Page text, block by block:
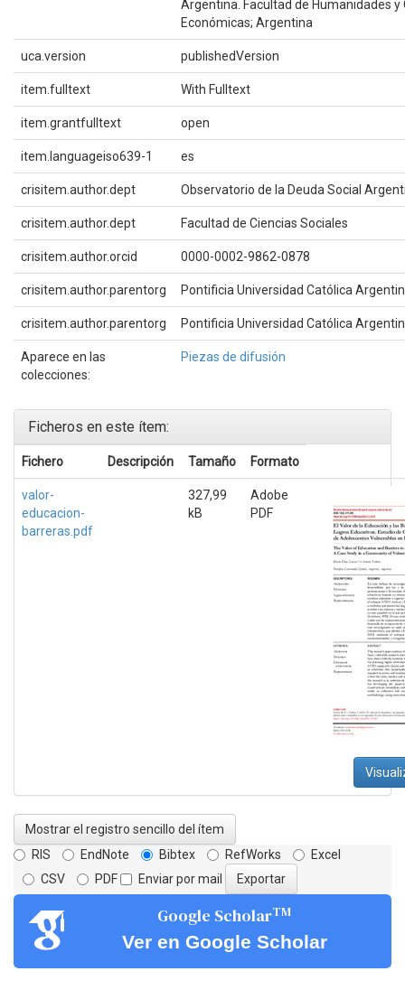
Argentina. Facultad de Humanidades y
Económicas; Argentina
uca.version publishedVersion
item.fulltext With Fulltext
item.grantfulltext open
item.languageiso639-1 es
crisitem.author.dept Observatorio de la Deuda Social
crisitem.author.dept Facultad de Ciencias Sociales
crisitem.author.orcid 0000-0002-9862-0878
crisitem.author.parentorg Pontificia Universidad Católica
crisitem.author.parentorg Pontificia Universidad Católica
Aparece en las
colecciones:
Piezas de difusión
Ficheros en este ítem:
Fichero Descripción Tamaño Formato
valor-
educacion-
barreras.pdf
327,99
kB
Adobe
PDF
Mostrar el registro sencillo del ítem
RIS
EndNote Bibtex RefWorks
Excel
CSV
PDF Enviar por mail
Google ScholarTM
Ver en Google Scholar